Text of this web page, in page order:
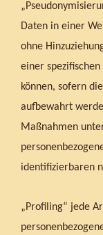
Daten in einer
ohne
einer
können, sofern
aufbewahrt
Maßnahmen
identifizierbaren
„Profiling“ jede